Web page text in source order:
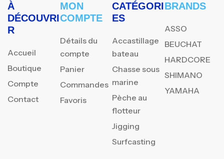
À
DÉCOUVRI
R
Accueil
Boutique
Compte
Contact
MON
COMPTE
Détails du
compte
Panier
Commandes
Favoris
CATÉGORI
ES
Accastillage
bateau
Chasse sous
marine
Pèche au
flotteur
Jigging
Surfcasting
BRANDS
ASSO
BEUCHAT
HARDCORE
SHIMANO
YAMAHA